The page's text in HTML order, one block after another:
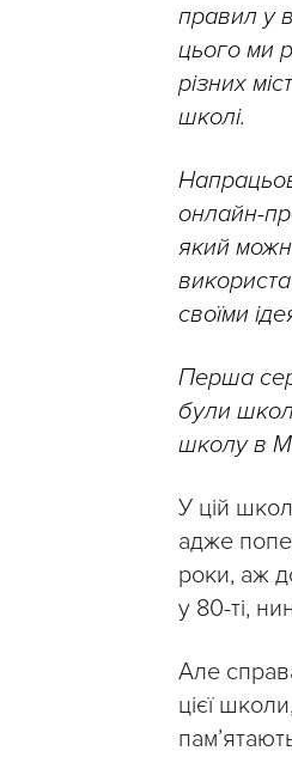
правил у
цього ми
різних
школі.
онлайн-
який
своїми
Перша
були
школу в
У цій
адже
роки, аж
у 80-ті,
Але
цієї